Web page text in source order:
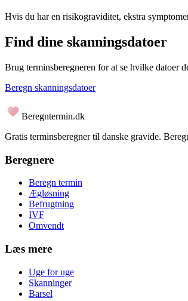
Hvis du har en risikograviditet, ekstra
Find dine skanningsdatoer
Brug terminsberegneren for at se hvilke datoer
Beregn skanningsdatoer
Beregntermin.dk
Gratis terminsberegner til danske gravide.
Beregnere
Beregn termin
Ægløsning
Befrugtning
IVF
Omvendt
Læs mere
Uge for uge
Skanninger
Barsel